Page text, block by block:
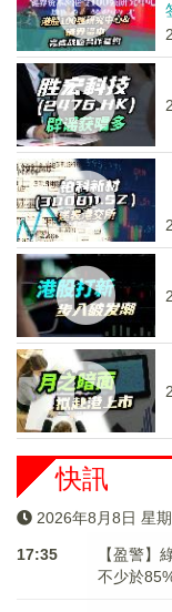
快訊
2026年8月8日 星
17:35
【盈警】
不少於